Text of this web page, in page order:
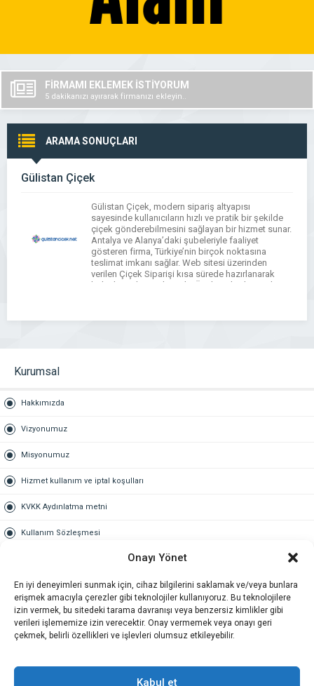
Onayı Yönet
En iyi deneyimleri sunmak için, cihaz bilgilerini saklamak ve/veya bunlara
erişmek amacıyla çerezler gibi teknolojiler kullanıyoruz. Bu teknolojilere
izin vermek, bu sitedeki tarama davranışı veya benzersiz kimlikler gibi
verileri işlememize izin verecektir. Onay vermemek veya onayı geri
çekmek, belirli özellikleri ve işlevleri olumsuz etkileyebilir.
Kabul et
FİRMAMI EKLEMEK İSTİYORUM
5 dakikanızı ayırarak firmanızı ekleyin..
ARAMA SONUÇLARI
Gülistan Çiçek
Gülistan Çiçek, modern sipariş altyapısı
sayesinde kullanıcıların hızlı ve pratik bir şekilde
çiçek gönderebilmesini sağlayan bir hizmet sunar.
Antalya ve Alanya’daki şubeleriyle faaliyet
gösteren firma, Türkiye’nin birçok noktasına
teslimat imkanı sağlar. Web sitesi üzerinden
verilen Çiçek Siparişi kısa sürede hazırlanarak
belirtilen adrese ulaştırılır. Özel günlerde tercih
Kurumsal
Hakkımızda
Vizyonumuz
Misyonumuz
Hizmet kullanım ve iptal koşulları
KVKK Aydınlatma metni
Kullanım Sözleşmesi
Gold üyelik nedir
Kariyer